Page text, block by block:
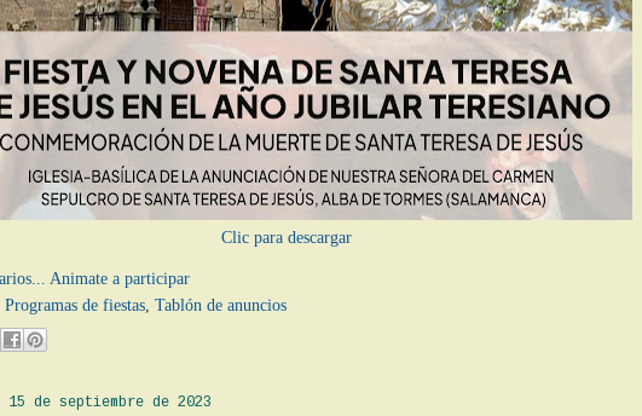
Clic para descargar
Animate a participar
Programas de fiestas, Tablón de anuncios
de septiembre de 2023